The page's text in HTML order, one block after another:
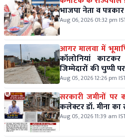
भाजपा नेता व
Aug 06, 2026 01:32 pm
आगर मालवा में
कॉलोनियां
जिम्मेदारों की चुप्पी
Aug 05, 2026 12:26 pm
सरकारी जमीनों पर
कलेक्टर डॉ. मीना
Aug 05, 2026 11:39 am